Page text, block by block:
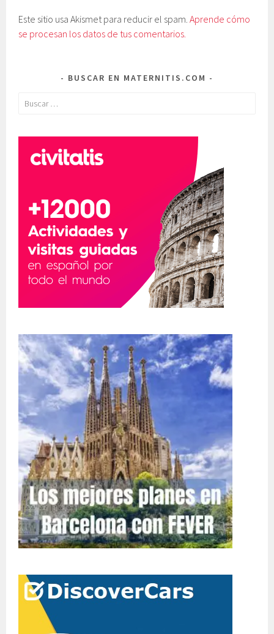
Este sitio usa Akismet para reducir el spam.Aprende cómo
se procesan los datos de tus comentarios.
BUSCAR EN MATERNITIS.COM
Buscar: